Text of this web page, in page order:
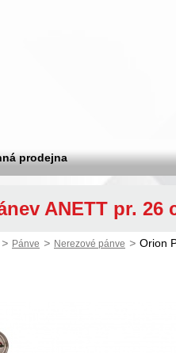
prodejna
ANETT pr. 26
> Pánve > Nerezové pánve > Orion